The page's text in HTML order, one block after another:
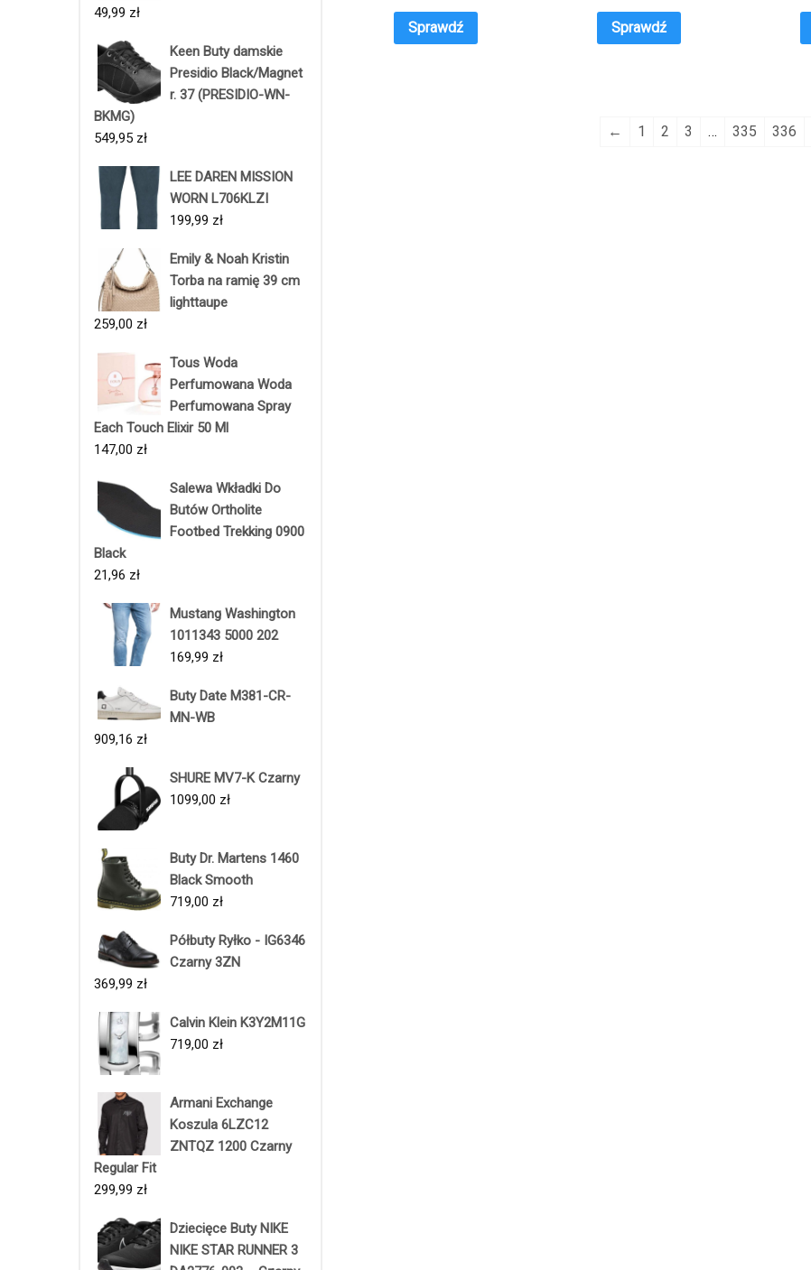
49,99 zł
Keen Buty damskie
Presidio Black/Magnet
r. 37 (PRESIDIO-WN-
BKMG)
549,95 zł
LEE DAREN MISSION
WORN L706KLZI
199,99 zł
Emily & Noah Kristin
Torba na ramię 39 cm
lighttaupe
259,00 zł
Tous Woda
Perfumowana Woda
Perfumowana Spray
Each Touch Elixir 50 Ml
147,00 zł
Salewa Wkładki Do
Butów Ortholite
Footbed Trekking 0900
Black
21,96 zł
Mustang Washington
1011343 5000 202
169,99 zł
Buty Date M381-CR-
MN-WB
909,16 zł
SHURE MV7-K Czarny
1099,00 zł
Buty Dr. Martens 1460
Black Smooth
719,00 zł
Półbuty Ryłko - IG6346
Czarny 3ZN
369,99 zł
Calvin Klein K3Y2M11G
719,00 zł
Armani Exchange
Koszula 6LZC12
ZNTQZ 1200 Czarny
Regular Fit
299,99 zł
Dziecięce Buty NIKE
NIKE STAR RUNNER 3
Sprawdź Sprawdź
← 1 2 3 … 335 336